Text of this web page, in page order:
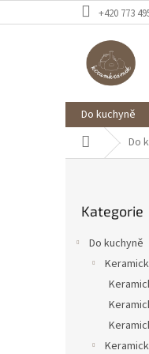
na
+420 773
Do kuchyně
Domů Do
kategorie
Kategorie
Do kuchyně